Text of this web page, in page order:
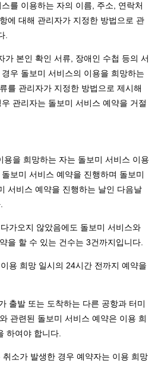
를 이용하는 자의 이름, 주소, 연락처
에 대해 관리자가 지정한 방법으로 관
.
가 본인 확인 서류, 장애인 수첩 등의 서
우 돌보미 서비스의 이용을 희망하는
를 관리자가 지정한 방법으로 제시해
관리자는 돌보미 서비스 예약을 거절
용을 희망하는 자는 돌보미 서비스 이용
보미 서비스 예약을 진행하며 돌보미
서비스 예약을 진행하는 날인 다음날
가오지 않았음에도 돌보미 서비스와
을 할 수 있는 건수는 3건까지입니다.
용 희망 일시의 24시간 전까지 예약을
출발 또는 도착하는 다른 공항과 터미
관련된 돌보미 서비스 예약은 이용 희
하여야 합니다.
소가 발생한 경우 예약자는 이용 희망